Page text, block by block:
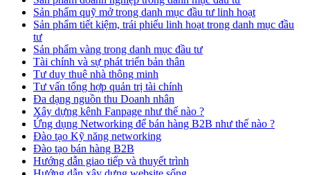
Sản phẩm quỹ mở trong danh mục đầu tư linh hoạt
Sản phẩm tiết kiệm, trái phiếu linh hoạt trong danh mục đầu
tư
Sản phẩm vàng trong danh mục đầu tư
Tài chính và sự phát triển bản thân
Tư duy thuê nhà thông minh
Tư vấn tổng hợp quản trị tài chính
Đa dạng nguồn thu Doanh nhân
Xây dựng kênh Fanpage như thế nào ?
Ứng dụng Networking để bán hàng B2B như thế nào ?
Đào tạo Kỹ năng networking
Đào tạo bán hàng B2B
Hướng dẫn giao tiếp và thuyết trình